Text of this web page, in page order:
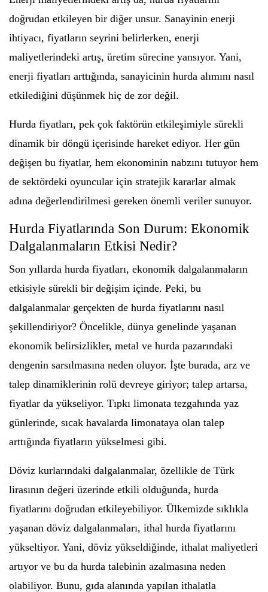
doğrudan etkileyen bir diğer unsur. Sanayinin enerji
ihtiyacı, fiyatların seyrini belirlerken, enerji
maliyetlerindeki artış, üretim sürecine yansıyor. Yani,
enerji fiyatları arttığında, sanayicinin hurda alımını nasıl
etkilediğini düşünmek hiç de zor değil.
Hurda fiyatları, pek çok faktörün etkileşimiyle sürekli
dinamik bir döngü içerisinde hareket ediyor. Her gün
değişen bu fiyatlar, hem ekonominin nabzını tutuyor hem
de sektördeki oyuncular için stratejik kararlar almak
adına değerlendirilmesi gereken önemli veriler sunuyor.
Hurda Fiyatlarında Son Durum: Ekonomik
Dalgalanmaların Etkisi Nedir?
Son yıllarda hurda fiyatları, ekonomik dalgalanmaların
etkisiyle sürekli bir değişim içinde. Peki, bu
dalgalanmalar gerçekten de hurda fiyatlarını nasıl
şekillendiriyor? Öncelikle, dünya genelinde yaşanan
ekonomik belirsizlikler, metal ve hurda pazarındaki
dengenin sarsılmasına neden oluyor. İşte burada, arz ve
talep dinamiklerinin rolü devreye giriyor; talep artarsa,
fiyatlar da yükseliyor. Tıpkı limonata tezgahında yaz
günlerinde, sıcak havalarda limonataya olan talep
arttığında fiyatların yükselmesi gibi.
Döviz kurlarındaki dalgalanmalar, özellikle de Türk
lirasının değeri üzerinde etkili olduğunda, hurda
fiyatlarını doğrudan etkileyebiliyor. Ülkemizde sıklıkla
yaşanan döviz dalgalanmaları, ithal hurda fiyatlarını
yükseltiyor. Yani, döviz yükseldiğinde, ithalat maliyetleri
artıyor ve bu da hurda talebinin azalmasına neden
olabiliyor. Bunu, gıda alanında yapılan ithalatla